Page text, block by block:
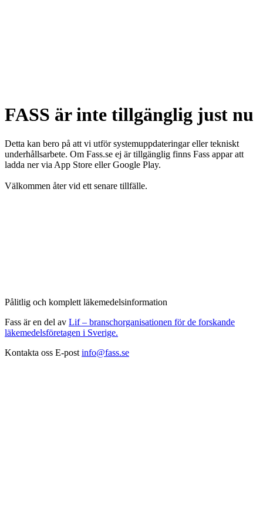
FASS är inte tillgänglig just nu
Detta kan bero på att vi utför systemuppdateringar eller tekniskt
underhållsarbete. Om Fass.se ej är tillgänglig finns Fass appar att
ladda ner via App Store eller Google Play.
Välkommen åter vid ett senare tillfälle.
Pålitlig och komplett läkemedelsinformation
Fass är en del av Lif – branschorganisationen för de forskande
läkemedelsföretagen i Sverige.
Kontakta oss E-post info@fass.se